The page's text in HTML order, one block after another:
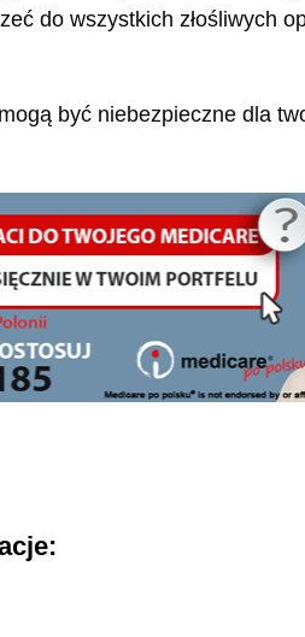
do wszystkich złośliwych
być niebezpieczne dla